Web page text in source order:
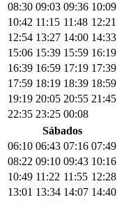
08:30 09:03 09:36 10:09
10:42 11:15 11:48 12:21
12:54 13:27 14:00 14:33
15:06 15:39 15:59 16:19
16:39 16:59 17:19 17:39
17:59 18:19 18:39 18:59
19:19 20:05 20:55 21:45
22:35 23:25 00:08
Sábados
06:10 06:43 07:16 07:49
08:22 09:10 09:43 10:16
10:49 11:22 11:55 12:28
13:01 13:34 14:07 14:40